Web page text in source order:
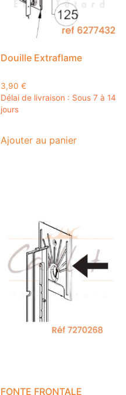
Douille Extraflame
3,90 €
Délai de livraison : Sous 7 à 14
jours
Ajouter au panier
FONTE FRONTALE